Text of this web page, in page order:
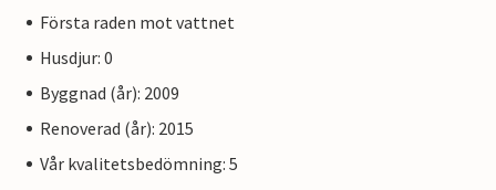
Första raden mot vattnet
Husdjur: 0
Byggnad (år): 2009
Renoverad (år): 2015
Vår kvalitetsbedömning: 5